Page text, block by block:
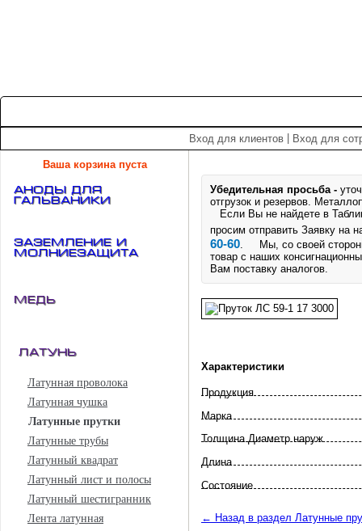
Вход для клиентов Вход для
Ваша корзина пуста
АНОДЫ для
ГАЛЬВАНИКИ
Заземление и
Молниезащита
Медь
Латунь
Латунная проволока
Латунная чушка
Латунные прутки
Латунные трубы
Латунный квадрат
Латунный лист и полосы
Латунный шестигранник
Лента латунная
Убедительная просьба -
отгрузок и резервов.
Если Вы не найдете в
просим отправить Заявку на
60-60. Мы, со своей
товар с наших
Вам поставку аналогов.
Характеристики
Продукция
Марка
Толщина Диаметр наруж
Длина
Состояние
← Назад в раздел Латунные